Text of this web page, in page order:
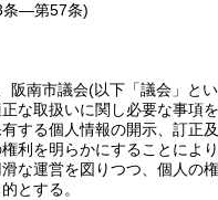
条―第57条)
阪南市議会(以下「議会」と
な取扱いに関し必要な事項
する個人情報の開示、訂正
利を明らかにすることによ
な運営を図りつつ、個人の
とする。